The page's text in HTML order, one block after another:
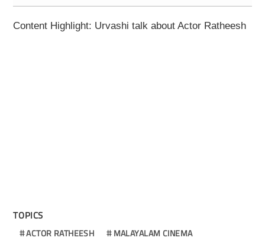
Content Highlight: Urvashi talk about Actor Ratheesh
TOPICS
ACTOR RATHEESH
MALAYALAM CINEMA